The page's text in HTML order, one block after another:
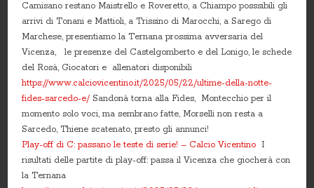
Camisano restano Maistrello e Roveretto, a Chiampo posssibili gli
arrivi di Tonani e Mattioli, a Trissino di Marocchi, a Sarego di
Marchese, presentiamo la Ternana prossima avversaria del
Vicenza, le presenze del Castelgomberto e del Lonigo, le schede
del Rosà, Giocatori e allenatori disponibili
https://www.calciovicentino.it/2025/05/22/ultime-della-notte-
fides-sarcedo-e/ Sandonà torna alla Fides, Montecchio per il
momento solo voci, ma sembrano fatte, Morselli non resta a
Sarcedo, Thiene scatenato, presto gli annunci!
Play-off di C: passano le teste di serie! – Calcio Vicentino I
risultati delle partite di play-off: passa il Vicenza che giocherà con
la Ternana